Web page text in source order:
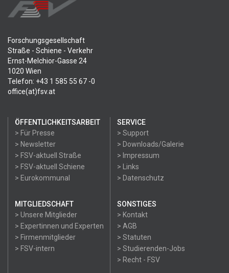
Forschungsgesellschaft
Straße - Schiene - Verkehr
Ernst-Melchior-Gasse 24
1020 Wien
Telefon: +43 1 585 55 67 -0
office(at)fsv.at
ÖFFENTLICHKEITSARBEIT
> Für Presse
> Newsletter
> FSV-aktuell Straße
> FSV-aktuell Schiene
> Eurokommunal
SERVICE
> Support
> Downloads/Galerie
> Impressum
> Links
> Datenschutz
MITGLIEDSCHAFT
> Unsere Mitglieder
> Expertinnen und Experten
> Firmenmitglieder
> FSV-intern
SONSTIGES
> Kontakt
> AGB
> Statuten
> Studierenden-Jobs
> Recht - FSV